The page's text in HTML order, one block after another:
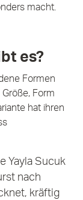
macht.
es?
Formen
Form
hat ihren
Yayla Sucuk
nach
kräftig